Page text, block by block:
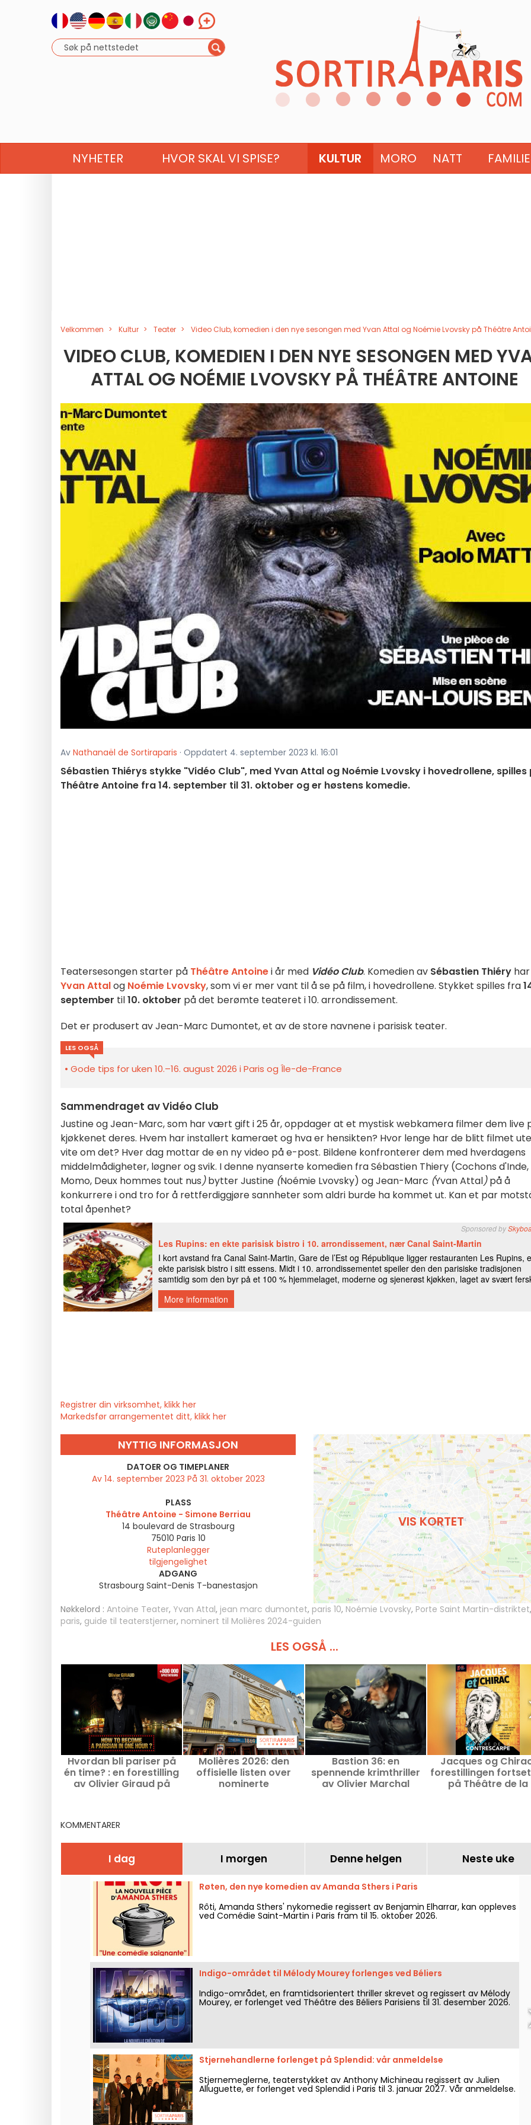
NYHETER HVOR SKAL VI SPISE? KULTUR MORO NATT FAMILIE
Velkommen Kultur Teater Video Club, komedien i den nye sesongen med Yvan Attal og Noémie Lvovsky på Théâtre
VIDEO CLUB, KOMEDIEN I DEN NYE SESONGEN MED
ATTAL OG NOÉMIE LVOVSKY PÅ THÉÂTRE ANTOINE
Av Nathanaël de Sortiraparis · Oppdatert 4. september 2023 kl. 16:01
Sébastien Thiérys stykke "Vidéo Club", med Yvan Attal og Noémie Lvovsky i hovedrollene, spilles
Théâtre Antoine fra 14. september til 31. oktober og er høstens komedie.
Teatersesongen starter på Théâtre Antoinei år med Vidéo Club. Komedien av Sébastien Thiéry har
Yvan Attalog Noémie Lvovsky, som vi er mer vant til å se på film, i hovedrollene. Stykket spilles fra
september til10. oktober på det berømte teateret i 10. arrondissement.
Det er produsert av Jean-Marc Dumontet, et av de store navnene i parisisk teater.
LES OGSÅ
Gode tips for uken 10.–16. august 2026 i Paris og Île-de-France
Sammendraget av Vidéo Club
Justine og Jean-Marc, som har vært gift i 25 år, oppdager at et mystisk webkamera filmer dem live
kjøkkenet deres. Hvem har installert kameraet og hva er hensikten? Hvor lenge har de blitt filmet
vite om det? Hver dag mottar de en ny video på e-post. Bildene konfronterer dem med hverdagens
middelmådigheter, løgner og svik. I denne nyanserte komedien fraSébastien Thiery (Cochons d'Inde,
Momo, Deux hommes tout nus)bytter Justine (Noémie Lvovsky) og Jean-Marc (Yvan Attal)på å
konkurrere i ond tro for å rettferdiggjøre sannheter som aldri burde ha kommet ut. Kan et par
total åpenhet?
Registrer din virksomhet, klikk her
Markedsfør arrangementet ditt, klikk her
NYTTIG INFORMASJON
DATOER OG TIMEPLANER
Av 14. september 2023 På 31. oktober 2023
PLASS
Théâtre Antoine - Simone Berriau
14 boulevard de Strasbourg
75010 Paris 10
Ruteplanlegger
tilgjengelighet
ADGANG
Strasbourg Saint-Denis T-banestasjon
VIS KORTET
Nøkkelord : Antoine Teater, Yvan Attal, jean marc dumontet, paris 10, Noémie Lvovsky, Porte Saint Martin-distriktet,
paris, guide til teaterstjerner, nominert til Molières 2024-guiden
LES OGSÅ ...
Hvordan bli pariser på
én time? : en forestilling
av Olivier Giraud på
Molières 2026: den
offisielle listen over
nominerte
Bastion 36: en
spennende krimthriller
av Olivier Marchal
Jacques og
forestillingen
på Théâtre de la
KOMMENTARER
I dag I morgen Denne helgen Neste uke
Røten, den nye komedien av Amanda Sthers i Paris
Rôti, Amanda Sthers' nykomedie regissert av Benjamin Elharrar, kan oppleves
ved Comédie Saint-Martin i Paris fram til 15. oktober 2026.
Indigo-området til Mélody Mourey forlenges ved Béliers
Indigo-området, en framtidsorientert thriller skrevet og regissert av Mélody
Mourey, er forlenget ved Théâtre des Béliers Parisiens til 31. desember 2026.
Stjernehandlerne forlenget på Splendid: vår anmeldelse
Stjernemeglerne, teaterstykket av Anthony Michineau regissert av Julien
Alluguette, er forlenget ved Splendid i Paris til 3. januar 2027. Vår anmeldelse.